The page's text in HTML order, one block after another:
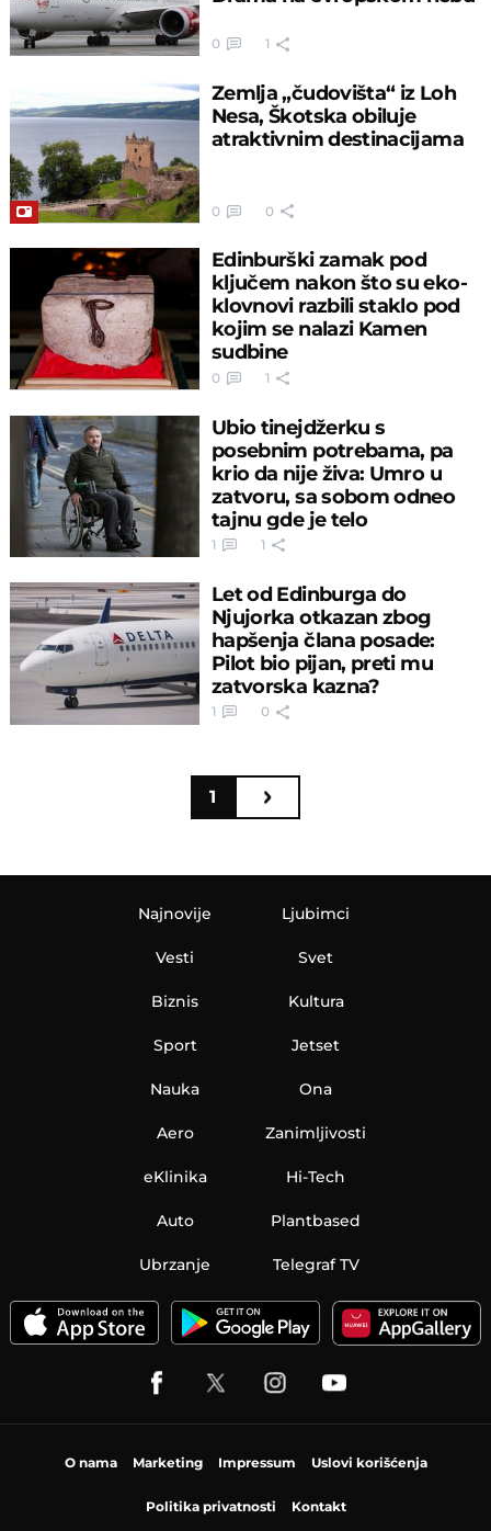
0 1
Zemlja „čudovišta“ iz Loh
Nesa, Škotska obiluje
atraktivnim destinacijama
0 0
Edinburški zamak pod
ključem nakon što su eko-
klovnovi razbili staklo pod
kojim se nalazi Kamen
sudbine
0 1
Ubio tinejdžerku s
posebnim potrebama, pa
krio da nije živa: Umro u
zatvoru, sa sobom odneo
tajnu gde je telo
1 1
Let od Edinburga do
Njujorka otkazan zbog
hapšenja člana posade:
Pilot bio pijan, preti mu
zatvorska kazna?
1 0
1
Najnovije
Vesti
Biznis
Sport
Nauka
Aero
Ljubimci
Svet
Kultura
Jetset
Ona
Zanimljivosti
eKlinika Hi-Tech
Auto Plantbased
Ubrzanje Telegraf TV
O nama Marketing Impressum Uslovi korišćenja
Politika privatnosti Kontakt